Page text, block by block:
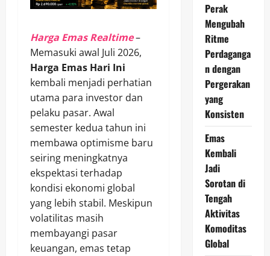
Harga Emas Realtime–
Memasuki awal Juli 2026,
Harga Emas Hari Ini
kembali menjadi perhatian
utama para investor dan
pelaku pasar. Awal
semester kedua tahun ini
membawa optimisme baru
seiring meningkatnya
ekspektasi terhadap
kondisi ekonomi global
yang lebih stabil. Meskipun
volatilitas masih
membayangi pasar
keuangan, emas tetap
Perak
Mengubah
Ritme
Perdaganga
n dengan
Pergerakan
yang
Konsisten
Emas
Kembali
Jadi
Sorotan di
Tengah
Aktivitas
Komoditas
Global